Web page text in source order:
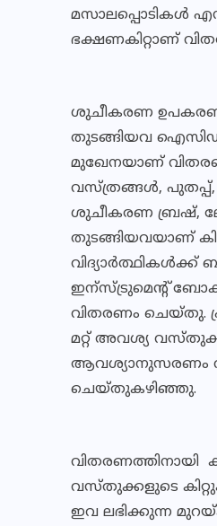
മസാലപ്പൊടികള്‍
ഭക്ഷണകിറ്റാണ്
ശുചീകരണ
തുടങ്ങിയവ
മുഖേനയാണ്
വസ്ത്രങ്ങള്‍, പുതപ്പ്,
ശുചീകരണ ബ്രഷ്,
തുടങ്ങിയവയാണ്
ഇന്സ്ട്രുമെന്റ്
വിതരണം ചെയ്തു.
മറ്റ് അവശ്യ
ആവശ്യാനുസരണം
ചെയ്തുകഴിഞ്ഞു.
വിതരണത്തിനായി
വസ്തുക്കളുടെ
ഇവ ലഭിക്കുന്ന